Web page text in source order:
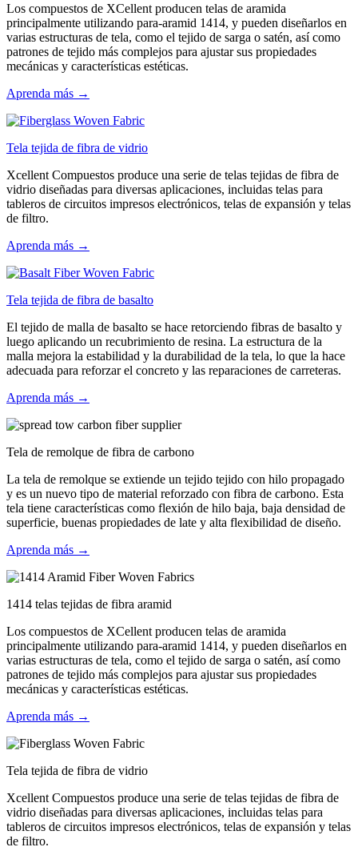
Los compuestos de XCellent producen telas de aramida
principalmente utilizando para-aramid 1414, y pueden diseñarlos en
varias estructuras de tela, como el tejido de sarga o satén, así como
patrones de tejido más complejos para ajustar sus propiedades
mecánicas y características estéticas.
Aprenda más →
Tela tejida de fibra de vidrio
Xcellent Compuestos produce una serie de telas tejidas de fibra de
vidrio diseñadas para diversas aplicaciones, incluidas telas para
tableros de circuitos impresos electrónicos, telas de expansión y telas
de filtro.
Aprenda más →
Tela tejida de fibra de basalto
El tejido de malla de basalto se hace retorciendo fibras de basalto y
luego aplicando un recubrimiento de resina. La estructura de la
malla mejora la estabilidad y la durabilidad de la tela, lo que la hace
adecuada para reforzar el concreto y las reparaciones de carreteras.
Aprenda más →
Tela de remolque de fibra de carbono
La tela de remolque se extiende un tejido tejido con hilo propagado
y es un nuevo tipo de material reforzado con fibra de carbono. Esta
tela tiene características como flexión de hilo baja, baja densidad de
superficie, buenas propiedades de late y alta flexibilidad de diseño.
Aprenda más →
1414 telas tejidas de fibra aramid
Los compuestos de XCellent producen telas de aramida
principalmente utilizando para-aramid 1414, y pueden diseñarlos en
varias estructuras de tela, como el tejido de sarga o satén, así como
patrones de tejido más complejos para ajustar sus propiedades
mecánicas y características estéticas.
Aprenda más →
Tela tejida de fibra de vidrio
Xcellent Compuestos produce una serie de telas tejidas de fibra de
vidrio diseñadas para diversas aplicaciones, incluidas telas para
tableros de circuitos impresos electrónicos, telas de expansión y telas
de filtro.